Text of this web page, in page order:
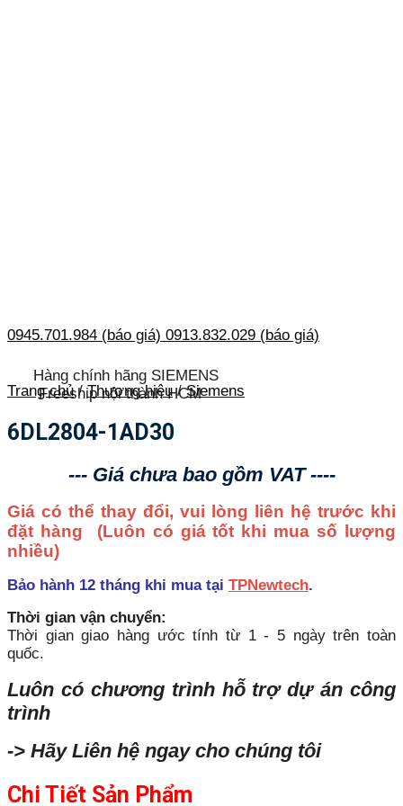
0945.701.984 (báo giá) 0913.832.029 (báo giá)
Hàng chính hãng SIEMENS
Freeship nội thành HCM
Trang chủ / Thương hiệu / Siemens
6DL2804-1AD30
--- Giá chưa bao gồm VAT ----
Giá có thể thay đổi, vui lòng liên hệ trước khi
đặt hàng (Luôn có giá tốt khi mua số lượng
nhiều)
Bảo hành 12 tháng khi mua tại TPNewtech.
Thời gian vận chuyển:
Thời gian giao hàng ước tính từ 1 - 5 ngày trên toàn
quốc.
Luôn có chương trình hỗ trợ dự án công
trình
-> Hãy Liên hệ ngay cho chúng tôi
Chi Tiết Sản Phẩm